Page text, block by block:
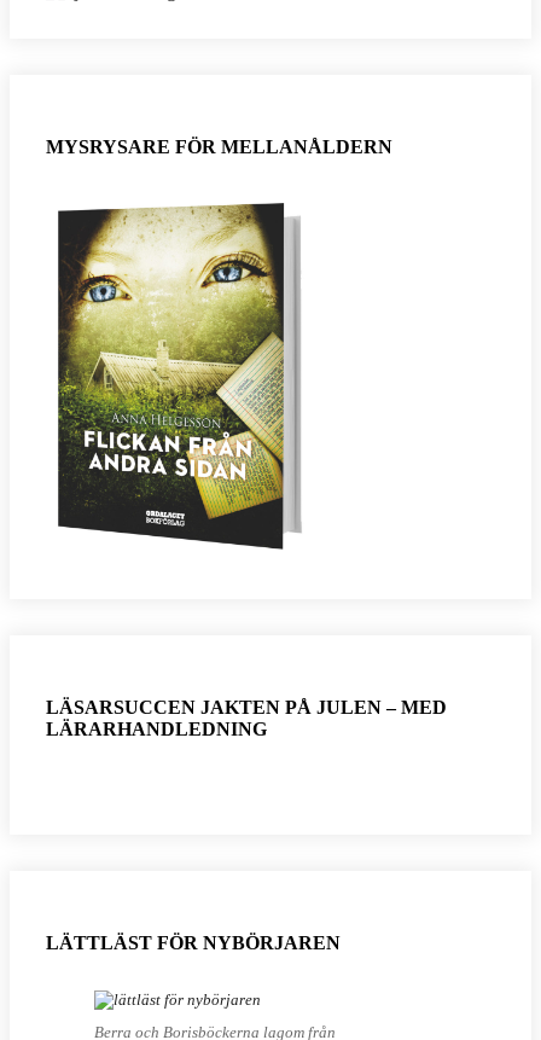
MYSRYSARE FÖR MELLANÅLDERN
LÄSARSUCCEN JAKTEN PÅ JULEN – MED
LÄRARHANDLEDNING
LÄTTLÄST FÖR NYBÖRJAREN
Berra och Borisböckerna lagom från